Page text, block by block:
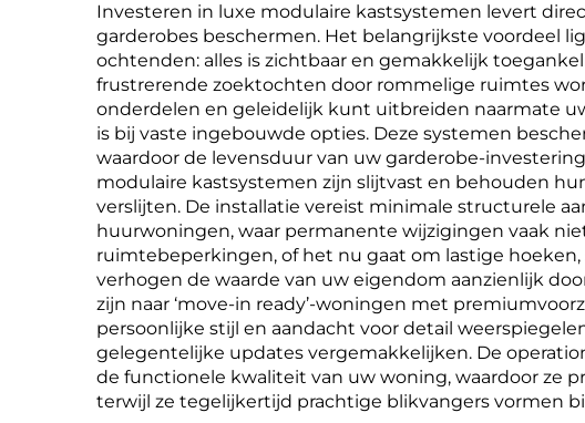
Investeren in luxe modulaire kastsystemen levert
garderobes beschermen. Het belangrijkste voordeel
ochtenden: alles is zichtbaar en gemakkelijk
frustrerende zoektochten door rommelige ruimtes
onderdelen en geleidelijk kunt uitbreiden naarmate
is bij vaste ingebouwde opties. Deze systemen
waardoor de levensduur van uw garderobe-
modulaire kastsystemen zijn slijtvast en behouden
verslijten. De installatie vereist minimale structurele
huurwoningen, waar permanente wijzigingen vaak
ruimtebeperkingen, of het nu gaat om lastige
verhogen de waarde van uw eigendom aanzienlijk
zijn naar ‘move-in ready’-woningen met
persoonlijke stijl en aandacht voor detail
gelegentelijke updates vergemakkelijken. De
de functionele kwaliteit van uw woning, waardoor ze
terwijl ze tegelijkertijd prachtige blikvangers vormen